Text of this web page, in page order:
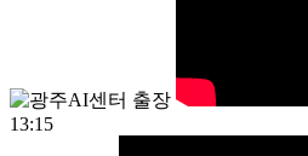
13:15